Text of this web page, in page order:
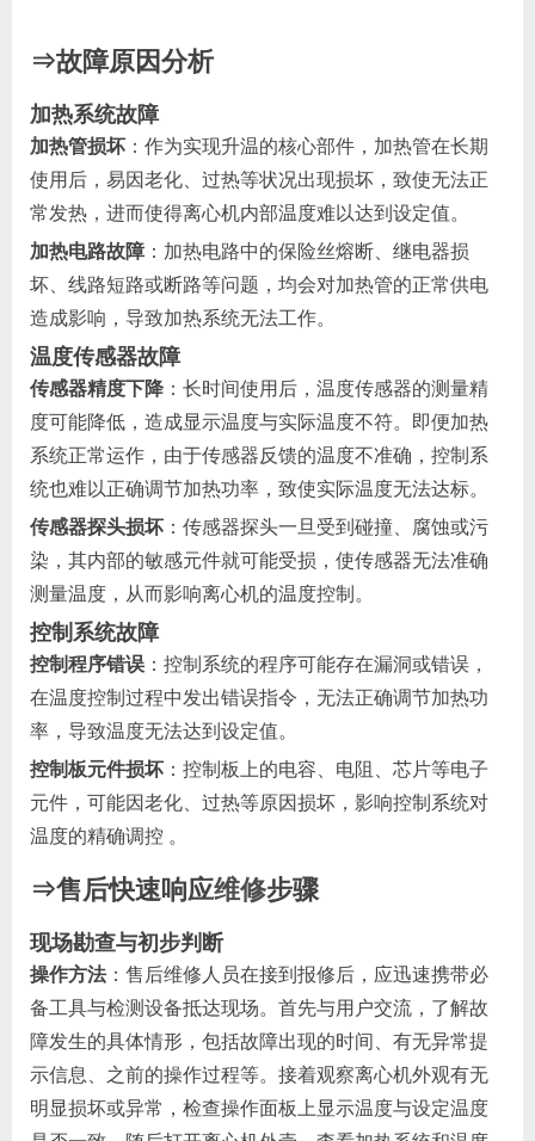
⇒故障原因分析
加热系统故障
加热管损坏 ：作为实现升温的核心部件，加热管在长期
使用后，易因老化、过热等状况出现损坏，致使无法正
常发热，进而使得离心机内部温度难以达到设定值。
加热电路故障 ：加热电路中的保险丝熔断、继电器损
坏、线路短路或断路等问题，均会对加热管的正常供电
造成影响，导致加热系统无法工作。
温度传感器故障
传感器精度下降 ：长时间使用后，温度传感器的测量精
度可能降低，造成显示温度与实际温度不符。即便加热
系统正常运作，由于传感器反馈的温度不准确，控制系
统也难以正确调节加热功率，致使实际温度无法达标。
传感器探头损坏 ：传感器探头一旦受到碰撞、腐蚀或污
染，其内部的敏感元件就可能受损，使传感器无法准确
测量温度，从而影响离心机的温度控制。
控制系统故障
控制程序错误 ：控制系统的程序可能存在漏洞或错误，
在温度控制过程中发出错误指令，无法正确调节加热功
率，导致温度无法达到设定值。
控制板元件损坏 ：控制板上的电容、电阻、芯片等电子
元件，可能因老化、过热等原因损坏，影响控制系统对
温度的精确调控 。
⇒售后快速响应维修步骤
现场勘查与初步判断
操作方法：售后维修人员在接到报修后，应迅速携带必
备工具与检测设备抵达现场。首先与用户交流，了解故
障发生的具体情形，包括故障出现的时间、有无异常提
示信息、之前的操作过程等。接着观察离心机外观有无
明显损坏或异常，检查操作面板上显示温度与设定温度